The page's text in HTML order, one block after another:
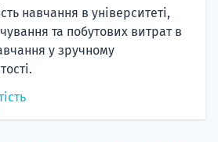
навчання в університеті,
та побутових витрат в
у зручному